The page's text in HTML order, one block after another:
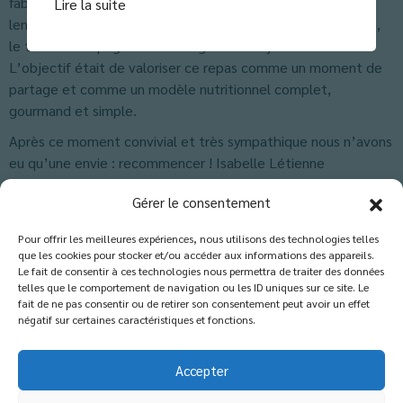
Gérer le consentement
Pour offrir les meilleures expériences, nous utilisons des technologies telles
que les cookies pour stocker et/ou accéder aux informations des appareils.
Le fait de consentir à ces technologies nous permettra de traiter des données
telles que le comportement de navigation ou les ID uniques sur ce site. Le
fait de ne pas consentir ou de retirer son consentement peut avoir un effet
négatif sur certaines caractéristiques et fonctions.
Accepter
Lire la suite
lendemain matin, tartiné de beurre, de miel ou de confiture,
le tout accompagné d’un laitage et d’un jus de fruit.
L’objectif était de valoriser ce repas comme un moment de
partage et comme un modèle nutritionnel complet,
gourmand et simple.
Après ce moment convivial et très sympathique nous n’avons
eu qu’une envie : recommencer ! Isabelle Létienne
Les commentaires sont fermés.